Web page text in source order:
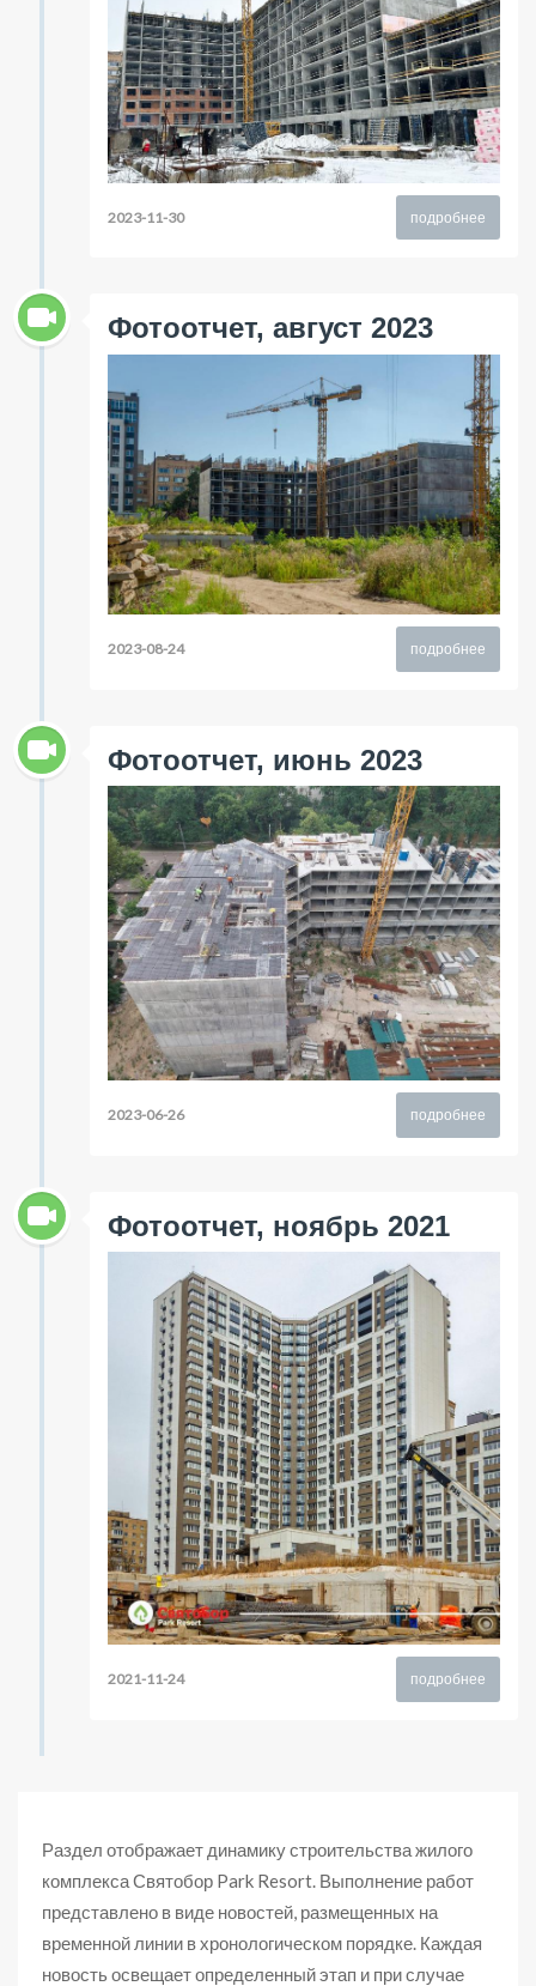
подробнее
2023-11-30
Фотоотчет, август 2023
подробнее
2023-08-24
Фотоотчет, июнь 2023
подробнее
2023-06-26
Фотоотчет, ноябрь 2021
подробнее
2021-11-24
Раздел отображает динамику строительства жилого
комплекса Святобор Park Resort. Выполнение работ
представлено в виде новостей, размещенных на
временной линии в хронологическом порядке. Каждая
новость освещает определенный этап и при случае